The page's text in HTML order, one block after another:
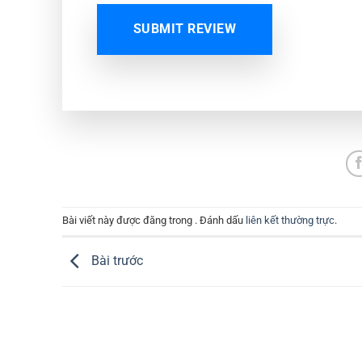
SUBMIT REVIEW
Bài viết này được đăng trong . Đánh dấu liên kết thường trực.
Bài trước